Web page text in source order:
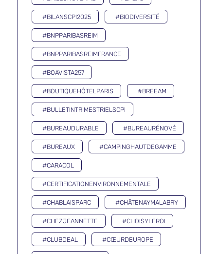
#BILANSCPI2025 #BIODIVERSITÉ
#BNPPARIBASREIM
#BNPPARIBASREIMFRANCE
#BOAVISTA257
#BOUTIQUEHÔTELPARIS #BREEAM
#BULLETINTRIMESTRIELSCPI
#BUREAUDURABLE #BUREAURÉNOVÉ
#BUREAUX #CAMPINGHAUTDEGAMME
#CARACOL
#CERTIFICATIONENVIRONNEMENTALE
#CHABLAISPARC #CHÂTENAYMALABRY
#CHEZJEANNETTE #CHOISYLEROI
#CLUBDEAL #CŒURDEUROPE